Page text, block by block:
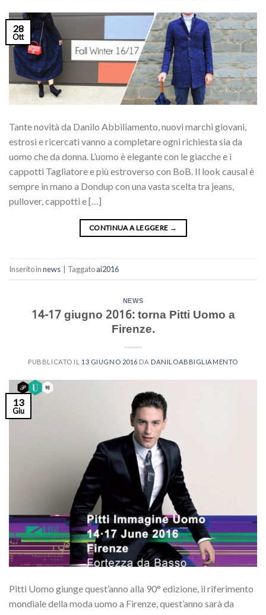
28
Ott
Tante novità da Danilo Abbiliamento, nuovi marchi giovani,
estrosi e ricercati vanno a completare ogni richiesta sia da
uomo che da donna. L’uomo è elegante con le giacche e i
cappotti Tagliatore e più estroverso con BoB. Il look causal è
sempre in mano a Dondup con una vasta scelta tra jeans,
pullover, cappotti e […]
CONTINUA A LEGGERE →
Inserito innews | Taggatoai2016
NEWS
14-17 giugno 2016: torna Pitti Uomo a
Firenze.
PUBBLICATO IL 13 GIUGNO 2016 DA DANILOABBIGLIAMENTO
13
Giu
Pitti Uomo giunge quest’anno alla 90° edizione, il riferimento
mondiale della moda uomo a Firenze, quest’anno sarà da